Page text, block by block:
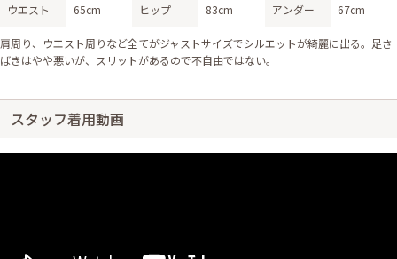
ウエスト 65cm ヒップ 83cm アンダー 67cm
肩周り、ウエスト周りなど全てがジャストサイズでシルエットが綺麗に出る。足さ
ばきはやや悪いが、スリットがあるので不自由ではない。
スタッフ着用動画